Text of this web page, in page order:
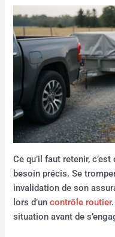
Ce qu’il faut retenir,
besoin précis. Se
invalidation de son
lors d’uncontrôle routier
situation avant de